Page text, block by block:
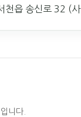
천읍 송신로 32 (
니다.